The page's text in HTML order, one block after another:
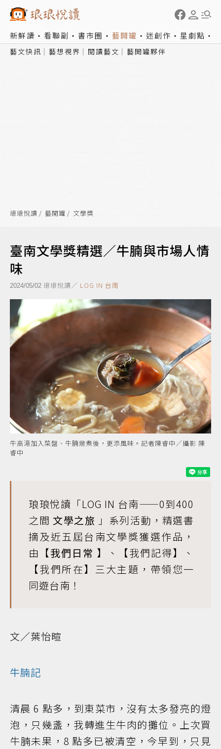
新鮮讀 看聯副 書市圈 藝開罐 迷創作 星劇點
藝文快訊 藝想視界 閱讀藝文 藝開罐夥伴
琅琅悅讀 藝開罐 文學獎
臺南文學獎精選／牛腩與市場人情
味
2024/05/02 琅琅悅讀／ LOG IN 台南
牛高湯加入菜盤、牛腩燉煮後，更添風味。記者陳睿中／攝影 陳
睿中
琅琅悅讀「LOG IN 台南——0到400
之間 文學之旅 」系列活動，精選書
摘及近五屆台南文學獎獲選作品，
由【我們日常 】、【我們記得】、
【我們所在】三大主題，帶領您一
同遊台南！
文／葉怡暄
牛腩記
清晨 6 點多，到東菜市，沒有太多發亮的燈
泡，只幾盞，我轉進生牛肉的攤位。上次買
牛腩未果，8 點多已被清空，今早到，只見